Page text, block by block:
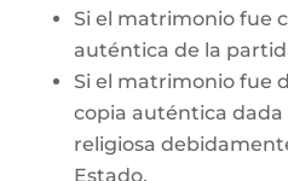
Si el matrimonio fue
auténtica de la
Si el matrimonio fue
copia auténtica dada
religiosa
Estado.